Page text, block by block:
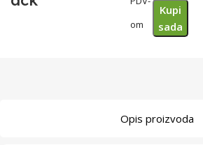
om
Kupi
sada
Opis proizvoda